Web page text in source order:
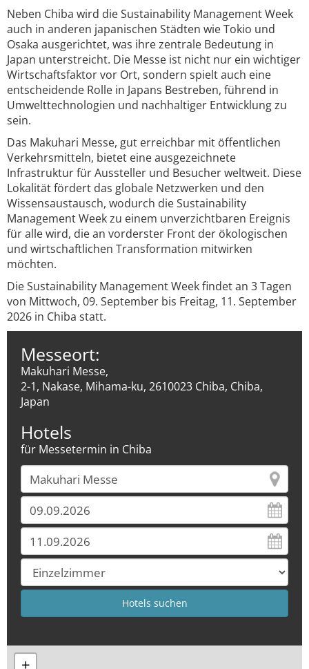
Neben Chiba wird die Sustainability Management Week
auch in anderen japanischen Städten wie Tokio und
Osaka ausgerichtet, was ihre zentrale Bedeutung in
Japan unterstreicht. Die Messe ist nicht nur ein wichtiger
Wirtschaftsfaktor vor Ort, sondern spielt auch eine
entscheidende Rolle in Japans Bestreben, führend in
Umwelttechnologien und nachhaltiger Entwicklung zu
sein.
Das Makuhari Messe, gut erreichbar mit öffentlichen
Verkehrsmitteln, bietet eine ausgezeichnete
Infrastruktur für Aussteller und Besucher weltweit. Diese
Lokalität fördert das globale Netzwerken und den
Wissensaustausch, wodurch die Sustainability
Management Week zu einem unverzichtbaren Ereignis
für alle wird, die an vorderster Front der ökologischen
und wirtschaftlichen Transformation mitwirken
möchten.
Die Sustainability Management Week findet an 3 Tagen
von Mittwoch, 09. September bis Freitag, 11. September
2026 in Chiba statt.
Messeort:
Makuhari Messe,
2-1, Nakase, Mihama-ku, 2610023 Chiba, Chiba,
Japan
Hotels
für Messetermin in Chiba
+